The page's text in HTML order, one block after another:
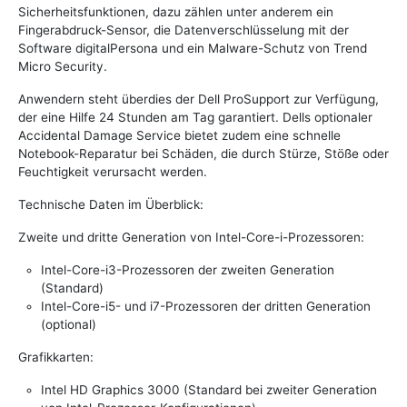
Sicherheitsfunktionen, dazu zählen unter anderem ein
Fingerabdruck-Sensor, die Datenverschlüsselung mit der
Software digitalPersona und ein Malware-Schutz von Trend
Micro Security.
Anwendern steht überdies der Dell ProSupport zur Verfügung,
der eine Hilfe 24 Stunden am Tag garantiert. Dells optionaler
Accidental Damage Service bietet zudem eine schnelle
Notebook-Reparatur bei Schäden, die durch Stürze, Stöße oder
Feuchtigkeit verursacht werden.
Technische Daten im Überblick:
Zweite und dritte Generation von Intel-Core-i-Prozessoren:
Intel-Core-i3-Prozessoren der zweiten Generation
(Standard)
Intel-Core-i5- und i7-Prozessoren der dritten Generation
(optional)
Grafikkarten:
Intel HD Graphics 3000 (Standard bei zweiter Generation